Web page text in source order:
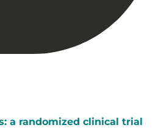
a randomized clinical trial